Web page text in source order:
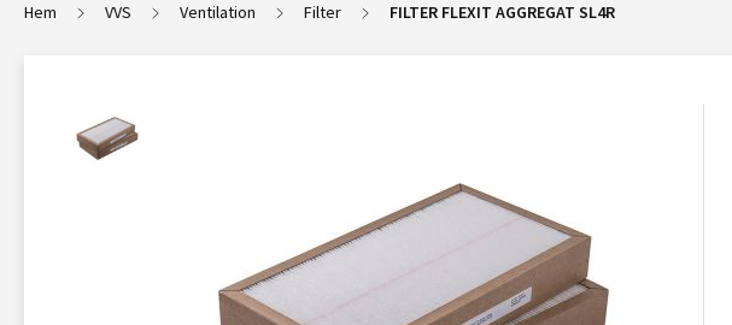
Hem VVS Ventilation Filter FILTER FLEXIT AGGREGAT SL4R